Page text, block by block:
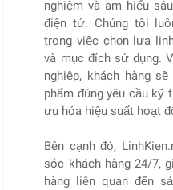
nghiệm và am hiểu
điện tử. Chúng tôi
trong việc chọn lựa
và mục đích sử dụng.
nghiệp, khách hàng
phẩm đúng yêu cầu kỹ
ưu hóa hiệu suất hoạt
Bên cạnh đó,
sóc khách hàng 24/7,
hàng liên quan đến